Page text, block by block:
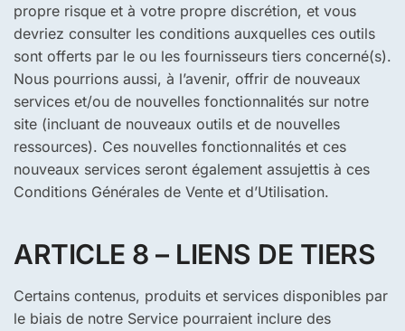
propre risque et à votre propre discrétion, et vous
devriez consulter les conditions auxquelles ces outils
sont offerts par le ou les fournisseurs tiers concerné(s).
Nous pourrions aussi, à l’avenir, offrir de nouveaux
services et/ou de nouvelles fonctionnalités sur notre
site (incluant de nouveaux outils et de nouvelles
ressources). Ces nouvelles fonctionnalités et ces
nouveaux services seront également assujettis à ces
Conditions Générales de Vente et d’Utilisation.
ARTICLE 8 – LIENS DE TIERS
Certains contenus, produits et services disponibles par
le biais de notre Service pourraient inclure des